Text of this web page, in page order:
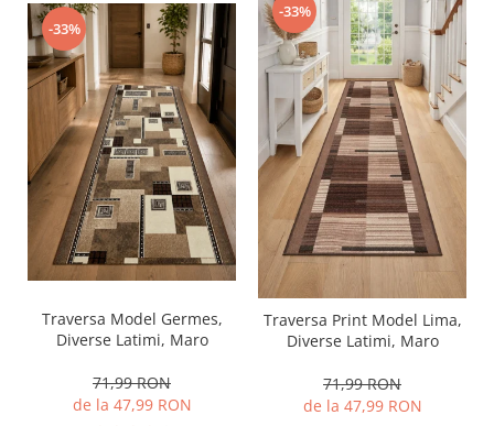
-33%
Traversa Model Germes,
Diverse Latimi, Maro
71,99 RON
de la 47,99 RON
-33%
Traversa Print Model Lima,
Diverse Latimi, Maro
71,99 RON
de la 47,99 RON